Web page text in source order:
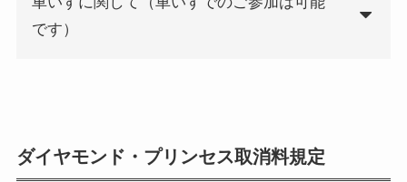
です）
ダイヤモンド・プリンセス取消料規定